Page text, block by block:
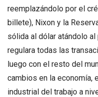
reemplazándolo por el
billete), Nixon y la
sólida al dólar atándolo
regulara todas las
luego con el resto del
cambios en la economía,
industrial del trabajo a